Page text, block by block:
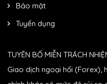
Bảo mật
Tuyển dụng
TUYÊN BỐ MIỄN TRÁCH
Giao dịch ngoại hối (Forex),